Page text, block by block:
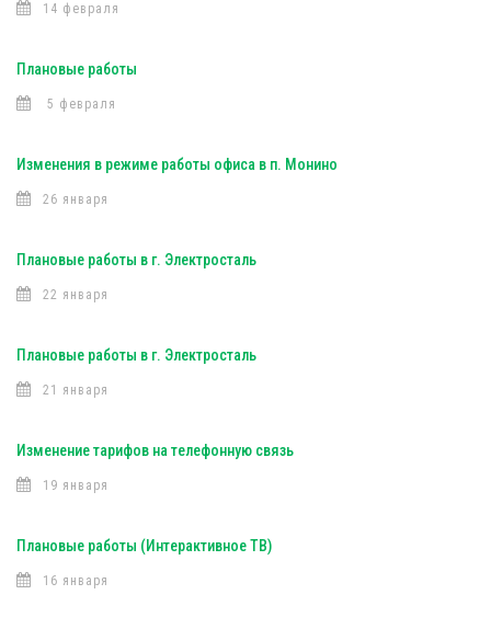
14 февраля
Плановые работы
5 февраля
Изменения в режиме работы офиса в п. Монино
26 января
Плановые работы в г. Электросталь
22 января
Плановые работы в г. Электросталь
21 января
Изменение тарифов на телефонную связь
19 января
Плановые работы (Интерактивное ТВ)
16 января